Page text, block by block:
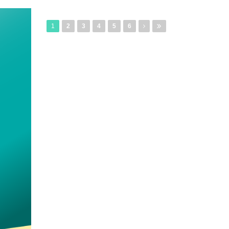
1 2 3 4 5 6